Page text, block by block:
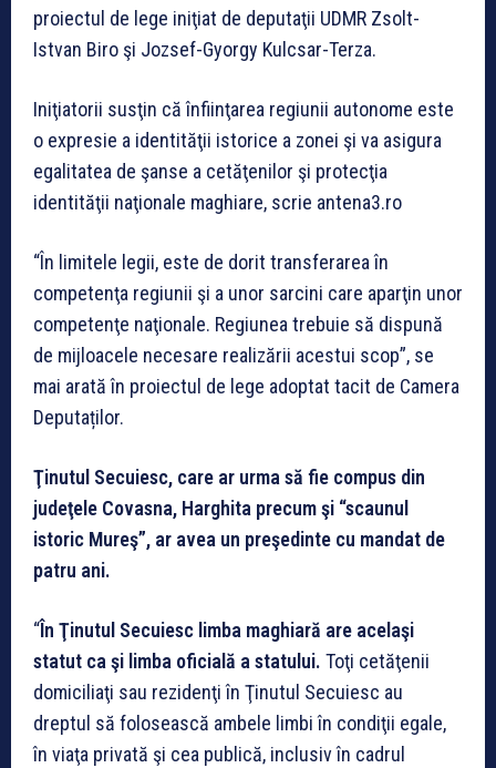
proiectul de lege iniţiat de deputaţii UDMR Zsolt-
Istvan Biro şi Jozsef-Gyorgy Kulcsar-Terza.
Iniţiatorii susţin că înfiinţarea regiunii autonome este
o expresie a identităţii istorice a zonei şi va asigura
egalitatea de şanse a cetăţenilor şi protecţia
identităţii naţionale maghiare, scrie antena3.ro
“În limitele legii, este de dorit transferarea în
competenţa regiunii şi a unor sarcini care aparţin unor
competenţe naţionale. Regiunea trebuie să dispună
de mijloacele necesare realizării acestui scop”, se
mai arată în proiectul de lege adoptat tacit de Camera
Deputaților.
Ţinutul Secuiesc, care ar urma să fie compus din
judeţele Covasna, Harghita precum şi “scaunul
istoric Mureş”, ar avea un preşedinte cu mandat de
patru ani.
“În Ţinutul Secuiesc limba maghiară are acelaşi
statut ca şi limba oficială a statului. Toţi cetăţenii
domiciliaţi sau rezidenţi în Ţinutul Secuiesc au
dreptul să folosească ambele limbi în condiţii egale,
în viaţa privată şi cea publică, inclusiv în cadrul